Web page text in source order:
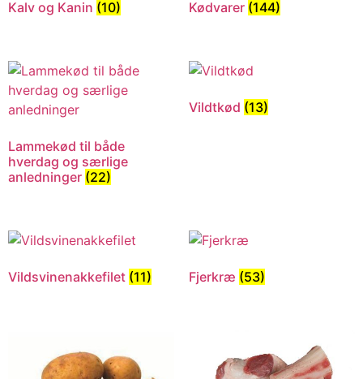
Kalv og Kanin (10) Kødvarer (144)
Lammekød til både
hverdag og særlige
anledninger (22)
Vildtkød (13)
Vildsvinenakkefilet (11) Fjerkræ (53)